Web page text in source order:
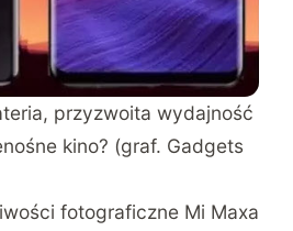
przyzwoita wydajność
kino? (graf. Gadgets
fotograficzne Mi Maxa